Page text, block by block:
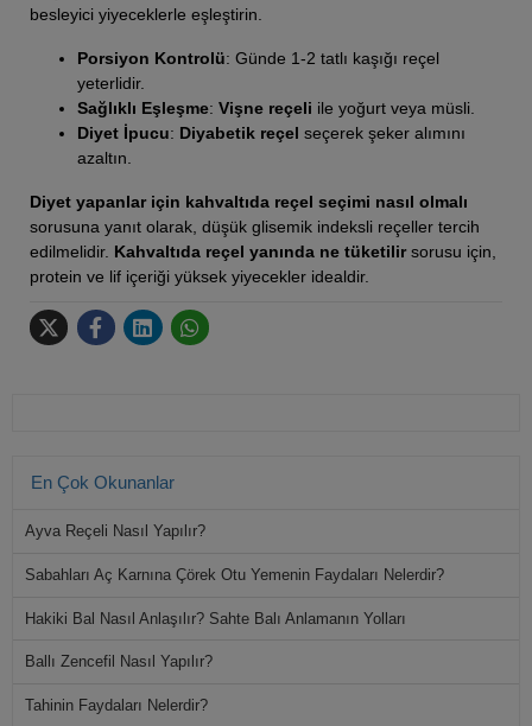
besleyici yiyeceklerle eşleştirin.
Porsiyon Kontrolü: Günde 1-2 tatlı kaşığı reçel
yeterlidir.
Sağlıklı Eşleşme: Vişne reçeli ile yoğurt veya müsli.
Diyet İpucu: Diyabetik reçel seçerek şeker alımını
azaltın.
Diyet yapanlar için kahvaltıda reçel seçimi nasıl olmalı
sorusuna yanıt olarak, düşük glisemik indeksli reçeller tercih
edilmelidir. Kahvaltıda reçel yanında ne tüketilirsorusu için,
protein ve lif içeriği yüksek yiyecekler idealdir.
En Çok Okunanlar
Ayva Reçeli Nasıl Yapılır?
Sabahları Aç Karnına Çörek Otu Yemenin Faydaları Nelerdir?
Hakiki Bal Nasıl Anlaşılır? Sahte Balı Anlamanın Yolları
Ballı Zencefil Nasıl Yapılır?
Tahinin Faydaları Nelerdir?